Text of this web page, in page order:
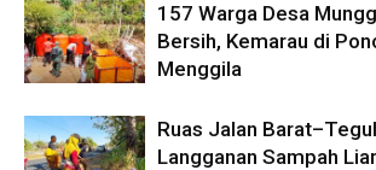
157 Warga Desa
Bersih, Kemarau di
Menggila
Ruas Jalan
Langganan Sampah